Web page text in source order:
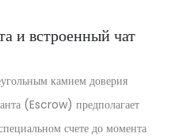
и встроенный чат
камнем доверия
(Escrow) предполагает
счете до момента